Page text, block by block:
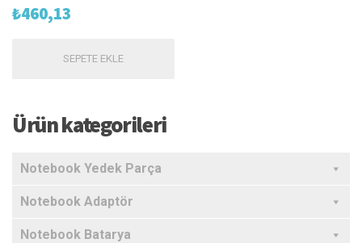
₺460,13
SEPETE EKLE
Ürün kategorileri
Notebook Yedek Parça
Notebook Adaptör
Notebook Batarya